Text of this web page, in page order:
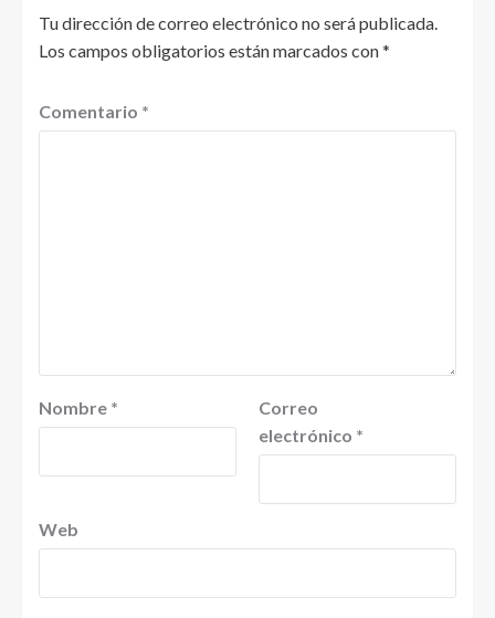
Tu dirección de correo electrónico no será publicada.
Los campos obligatorios están marcados con*
Comentario *
Nombre *
Correo
electrónico *
Web